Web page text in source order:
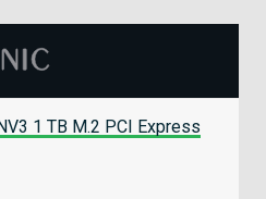
1 TB M.2 PCI Express